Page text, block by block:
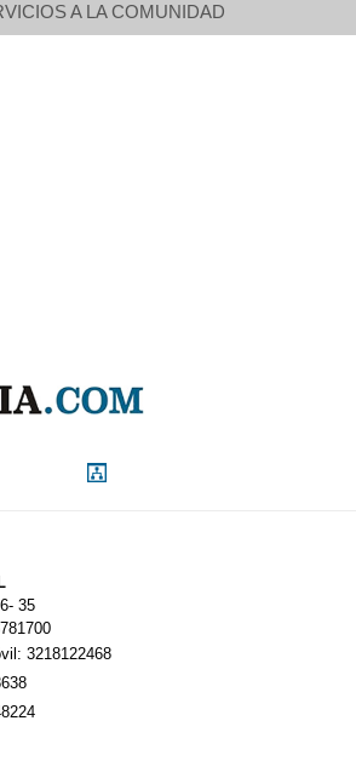
A LA COMUNIDAD
35
3218122468